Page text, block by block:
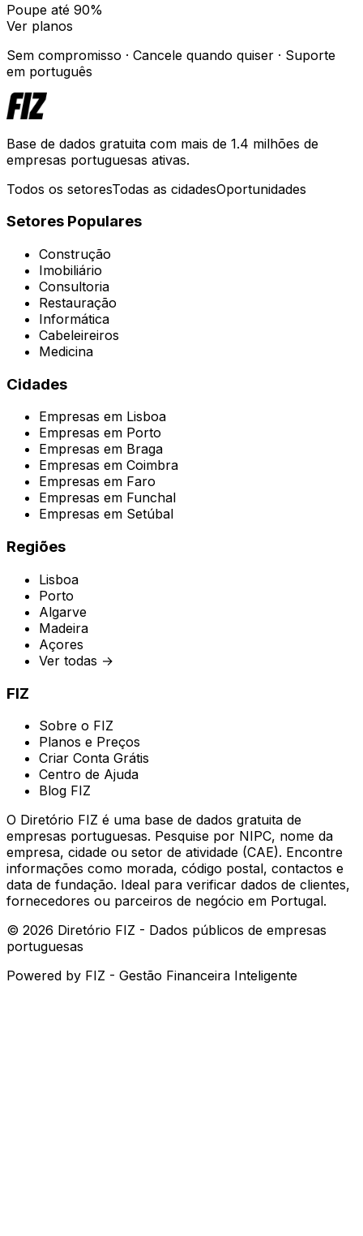
Poupe até 90%
Ver planos
Sem compromisso · Cancele quando quiser · Suporte
em português
Base de dados gratuita com mais de 1.4 milhões de
empresas portuguesas ativas.
Todos os setoresTodas as cidadesOportunidades
Setores Populares
Construção
Imobiliário
Consultoria
Restauração
Informática
Cabeleireiros
Medicina
Cidades
Empresas em Lisboa
Empresas em Porto
Empresas em Braga
Empresas em Coimbra
Empresas em Faro
Empresas em Funchal
Empresas em Setúbal
Regiões
Lisboa
Porto
Algarve
Madeira
Açores
Ver todas →
FIZ
Sobre o FIZ
Planos e Preços
Criar Conta Grátis
Centro de Ajuda
Blog FIZ
O Diretório FIZ é uma base de dados gratuita de
empresas portuguesas. Pesquise por NIPC, nome da
empresa, cidade ou setor de atividade (CAE). Encontre
informações como morada, código postal, contactos e
data de fundação. Ideal para verificar dados de clientes,
fornecedores ou parceiros de negócio em Portugal.
© 2026 Diretório FIZ - Dados públicos de empresas
portuguesas
Powered by FIZ - Gestão Financeira Inteligente